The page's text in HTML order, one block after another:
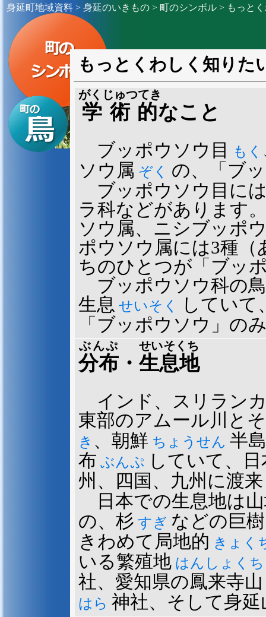
身延町地域資料 > 身延のいきもの > 町のシンボル > もっと
もっとくわしく知りた
学術的
がくじゅつてき
なこと
ブッポウソウ目 もく
ソウ属 ぞく の、「ブ
ブッポウソウ目に
ラ科などがあります
ソウ属、ニシブッポ
ポウソウ属には3種（
ちのひとつが「ブッ
ブッポウソウ科の
生息 せいそく
していて
「ブッポウソウ」の
分布
ぶんぷ
・ 生息地
せいそくち
インド、スリラン
東部のアムール川と
き 、朝鮮 ちょうせん 半
布 ぶんぷ していて、
州、四国、九州に渡来
日本での生息地は
の、杉 すぎ などの巨樹
きわめて局地的 きょく
いる繁殖地 はんしょく
社、愛知県の鳳来寺山
はら 神社、そして身